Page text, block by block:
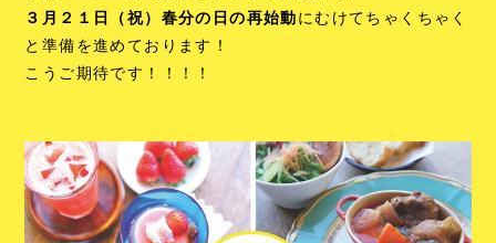
３月２１日（祝）春分の日の再始動にむけてちゃくちゃく
と準備を進めております！
こうご期待です！！！！